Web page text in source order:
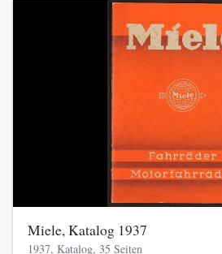
Miele, Katalog 1937
1937, Katalog, 35 Seiten